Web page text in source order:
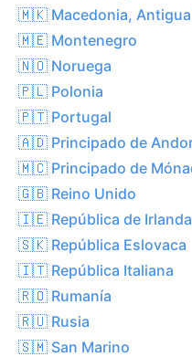
🇲🇰 Macedonia, Antigua
🇲🇪 Montenegro
🇳🇴 Noruega
🇵🇱 Polonia
🇵🇹 Portugal
🇦🇩 Principado de
🇲🇨 Principado de
🇬🇧 Reino Unido
🇮🇪 República de Irlanda
🇸🇰 República Eslovaca
🇮🇹 República Italiana
🇷🇴 Rumanía
🇷🇺 Rusia
🇸🇲 San Marino